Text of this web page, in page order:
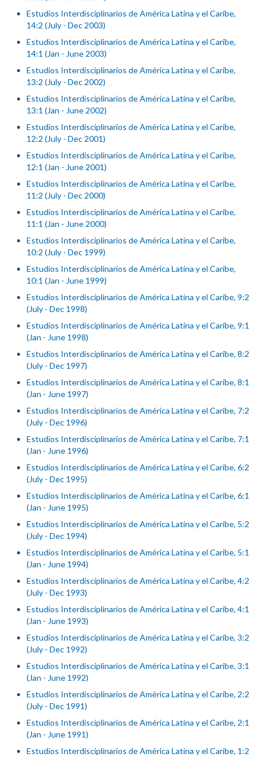
Estudios Interdisciplinarios de América Latina y el Caribe,
14:2 (July - Dec 2003)
Estudios Interdisciplinarios de América Latina y el Caribe,
14:1 (Jan - June 2003)
Estudios Interdisciplinarios de América Latina y el Caribe,
13:2 (July - Dec 2002)
Estudios Interdisciplinarios de América Latina y el Caribe,
13:1 (Jan - June 2002)
Estudios Interdisciplinarios de América Latina y el Caribe,
12:2 (July - Dec 2001)
Estudios Interdisciplinarios de América Latina y el Caribe,
12:1 (Jan - June 2001)
Estudios Interdisciplinarios de América Latina y el Caribe,
11:2 (July - Dec 2000)
Estudios Interdisciplinarios de América Latina y el Caribe,
11:1 (Jan - June 2000)
Estudios Interdisciplinarios de América Latina y el Caribe,
10:2 (July - Dec 1999)
Estudios Interdisciplinarios de América Latina y el Caribe,
10:1 (Jan - June 1999)
Estudios Interdisciplinarios de América Latina y el Caribe, 9:2
(July - Dec 1998)
Estudios Interdisciplinarios de América Latina y el Caribe, 9:1
(Jan - June 1998)
Estudios Interdisciplinarios de América Latina y el Caribe, 8:2
(July - Dec 1997)
Estudios Interdisciplinarios de América Latina y el Caribe, 8:1
(Jan - June 1997)
Estudios Interdisciplinarios de América Latina y el Caribe, 7:2
(July - Dec 1996)
Estudios Interdisciplinarios de América Latina y el Caribe, 7:1
(Jan - June 1996)
Estudios Interdisciplinarios de América Latina y el Caribe, 6:2
(July - Dec 1995)
Estudios Interdisciplinarios de América Latina y el Caribe, 6:1
(Jan - June 1995)
Estudios Interdisciplinarios de América Latina y el Caribe, 5:2
(July - Dec 1994)
Estudios Interdisciplinarios de América Latina y el Caribe, 5:1
(Jan - June 1994)
Estudios Interdisciplinarios de América Latina y el Caribe, 4:2
(July - Dec 1993)
Estudios Interdisciplinarios de América Latina y el Caribe, 4:1
(Jan - June 1993)
Estudios Interdisciplinarios de América Latina y el Caribe, 3:2
(July - Dec 1992)
Estudios Interdisciplinarios de América Latina y el Caribe, 3:1
(Jan - June 1992)
Estudios Interdisciplinarios de América Latina y el Caribe, 2:2
(July - Dec 1991)
Estudios Interdisciplinarios de América Latina y el Caribe, 2:1
(Jan - June 1991)
Estudios Interdisciplinarios de América Latina y el Caribe, 1:2